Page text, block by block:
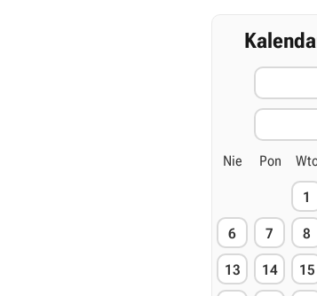
Nie Pon
1
6 7 8
13 14 15